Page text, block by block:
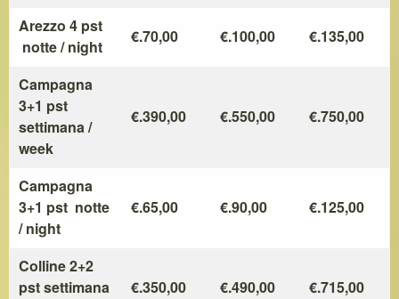
Arezzo 4 pst
notte / night
€.70,00 €.100,00 €.135,00
Campagna
3+1 pst
settimana /
week
€.390,00 €.550,00 €.750,00
Campagna
3+1 pst notte
/ night
€.65,00 €.90,00 €.125,00
Colline 2+2
pst settimana
€.350,00 €.490,00 €.715,00